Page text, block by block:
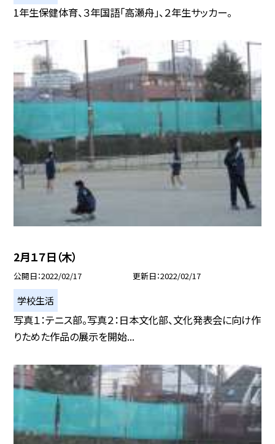
1年生保健体育、３年国語「高瀬舟」、２年生サッカー。
2月１７日（木）
公開日 2022/02/17 更新日 2022/02/17
学校生活
写真１：テニス部。写真２：日本文化部、文化発表会に向け作
りためた作品の展示を開始...